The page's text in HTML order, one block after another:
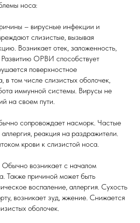
носа:
– вирусные инфекции и
слизистые, вызывая
Возникает отек, заложенность,
Развитию ОРВИ способствует
поверхностное
в том числе слизистых оболочек,
иммунной системы. Вирусы не
на своем пути.
сопровождает насморк. Частые
реакция на раздражители.
крови к слизистой носа.
Обычно возникает с началом
Также причиной может быть
воспаление, аллергия. Сухость
возникает зуд, жжение. Снижается
оболочек.